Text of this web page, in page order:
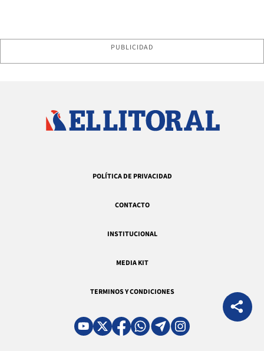
PUBLICIDAD
POLÍTICA DE PRIVACIDAD
CONTACTO
INSTITUCIONAL
MEDIA KIT
TERMINOS Y CONDICIONES